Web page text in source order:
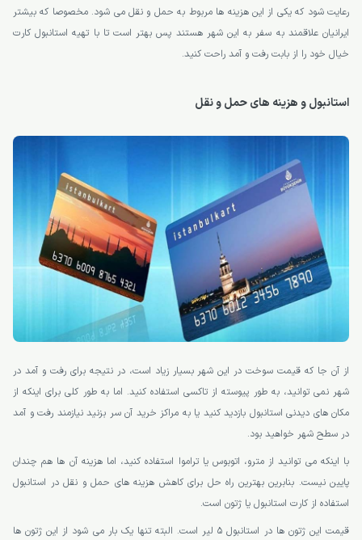
رعایت شود که یکی از این هزینه ها مربوط به حمل و نقل می شود. مخصوصا که بیشتر
ایرانیان علاقمند به سفر به این شهر هستند پس بهتر است تا با تهیه استانبول کارت
خیال خود را از بابت رفت و آمد راحت کنید.
استانبول و هزینه های حمل و نقل
از آن جا که قیمت سوخت در این شهر بسیار زیاد است، در نتیجه برای رفت و آمد در
شهر نمی توانید، به طور پیوسته از تاکسی استفاده کنید. اما به طور کلی برای اینکه از
مکان های دیدنی استانبول بازدید کنید یا به مراکز خرید آن سر بزنید نیازمند رفت و آمد
در سطح شهر خواهید بود.
با اینکه می توانید از مترو، اتوبوس یا تراموا استفاده کنید، اما هزینه آن ها هم چندان
پایین نیست. بنابرین بهترین راه حل برای کاهش هزینه های حمل و نقل در استانبول
استفاده از کارت استانبول یا ژتون است.
قیمت این ژتون ها در استانبول 5 لیر است. البته تنها یک بار می شود از این ژتون ها